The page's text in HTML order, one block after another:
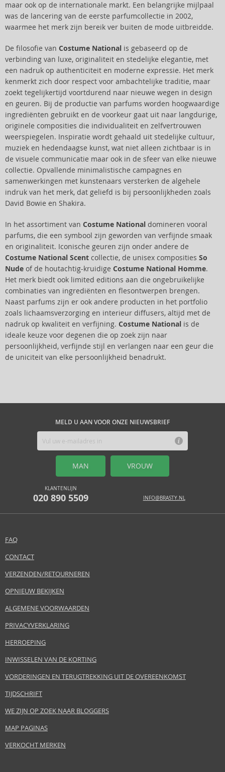
maar ook op de internationale markt. Een belangrijke mijlpaal
was de lancering van de eerste parfumcollectie in 2002,
waarmee het merk zijn bereik ver buiten de mode uitbreidde.
De filosofie van Costume National is gebaseerd op de
verbinding van luxe, originaliteit en stedelijke elegantie, met
een nadruk op authenticiteit en moderne expressie. Het merk
kenmerkt zich door respect voor ambachtelijke traditie, maar
zoekt tegelijkertijd voortdurend naar nieuwe wegen in design
en geuren. Bij de productie van parfums worden hoogwaardige
ingrediënten gebruikt en de voorkeur gaat uit naar langdurige,
originele composities die individualiteit en zelfvertrouwen
weerspiegelen. Inspiratie wordt gehaald uit stedelijke cultuur,
muziek en hedendaagse kunst, wat niet alleen zichtbaar is in
de visuele communicatie maar ook in de sfeer van elke nieuwe
collectie. Opvallende minimalistische campagnes en
samenwerkingen met kunstenaars versterken de algehele
indruk van het merk, dat geliefd is bij persoonlijkheden zoals
David Bowie en Shakira.
In het assortiment van Costume National domineren vooral
parfums, die een symbool zijn geworden van verfijnde smaak
en originaliteit. Iconische geuren zijn onder andere de
Costume National Scent collectie, de unisex composities So
Nude of de houtachtig-kruidige Costume National Homme.
Het merk biedt ook limited editions aan die ongebruikelijke
combinaties van ingrediënten en flesontwerpen brengen.
Naast parfums zijn er ook andere producten in het portfolio
zoals lichaamsverzorging en interieur diffusers, altijd met de
nadruk op kwaliteit en verfijning. Costume National is de
ideale keuze voor degenen die op zoek zijn naar
persoonlijkheid, verfijnde stijl en verlangen naar een geur die
de uniciteit van elke persoonlijkheid benadrukt.
MELD U AAN VOOR ONZE NIEUWSBRIEF
MAN VROUW
KLANTENLIJN
020 890 5509 INFO@BRASTY.NL
FAQ
CONTACT
VERZENDEN/RETOURNEREN
OPNIEUW BEKIJKEN
ALGEMENE VOORWAARDEN
PRIVACYVERKLARING
HERROEPING
INWISSELEN VAN DE KORTING
VORDERINGEN EN TERUGTREKKING UIT DE OVEREENKOMST
TIJDSCHRIFT
WE ZIJN OP ZOEK NAAR BLOGGERS
MAP PAGINAS
VERKOCHT MERKEN